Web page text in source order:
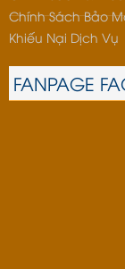
Chính Sách Bảo
Khiếu Nại Dịch Vụ
FANPAGE